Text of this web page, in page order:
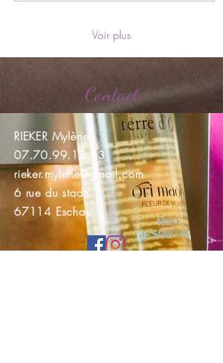
Voir plus
Contact
RIEKER Mylène
07.70.99.13.13
rieker.mylene@gmail.com
6 rue du stade
67114 Eschau